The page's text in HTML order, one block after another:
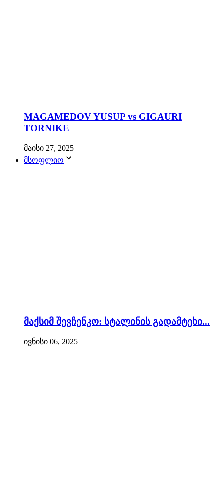
MAGAMEDOV YUSUP vs GIGAURI
TORNIKE
მაისი 27, 2025
მსოფლიო
მაქსიმ შევჩენკო: სტალინის გადამტეხი...
ივნისი 06, 2025